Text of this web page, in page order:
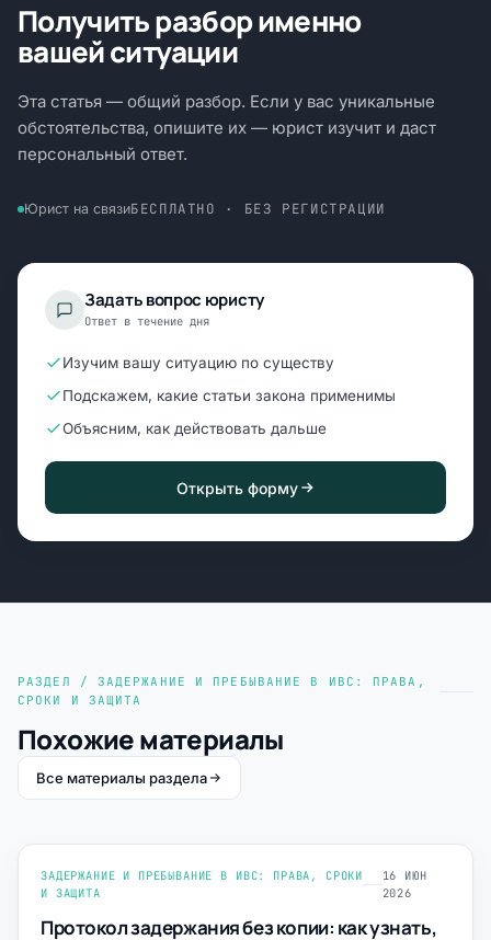
Получить разбор именно
вашей ситуации
Эта статья — общий разбор. Если у вас уникальные
обстоятельства, опишите их — юрист изучит и даст
персональный ответ.
Юрист на связиБЕСПЛАТНО · БЕЗ РЕГИСТРАЦИИ
Задать вопрос юристу
Ответ в течение дня
Изучим вашу ситуацию по существу
Подскажем, какие статьи закона применимы
Объясним, как действовать дальше
Открыть форму
РАЗДЕЛ / ЗАДЕРЖАНИЕ И ПРЕБЫВАНИЕ В ИВС: ПРАВА,
СРОКИ И ЗАЩИТА
Похожие материалы
Все материалы раздела
ЗАДЕРЖАНИЕ И ПРЕБЫВАНИЕ В ИВС: ПРАВА, СРОКИ
И ЗАЩИТА
16 ИЮН
2026
Протокол задержания без копии: как узнать,